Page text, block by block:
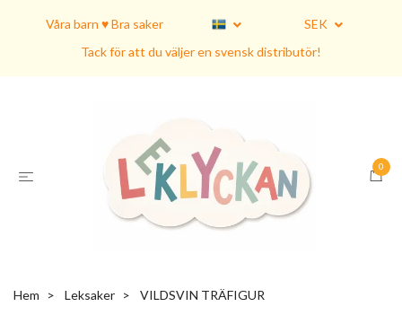
Våra barn ♥ Bra saker
SEK
Tack för att du väljer en svensk distributör!
0
Hem Leksaker VILDSVIN TRÄFIGUR